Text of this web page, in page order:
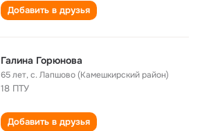
Добавить в друзья
Галина Горюнова
65 лет,с. Лапшово (Камешкирский район)
18 ПТУ
Добавить в друзья